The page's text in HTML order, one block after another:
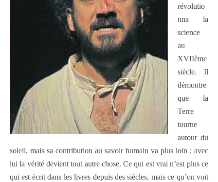
révolutio
nna la
science
au
XVIIème
siècle. Il
démontre
que la
Terre
tourne
autour du
soleil, mais sa contribution au savoir humain va plus loin : avec
lui la vérité devient tout autre chose. Ce qui est vrai n’est plus ce
qui est écrit dans les livres depuis des siècles, mais ce qu’on voit